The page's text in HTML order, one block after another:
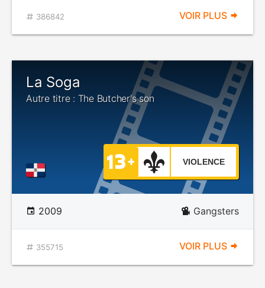
386842 VOIR PLUS
La Soga
Autre titre : The Butcher's son
VIOLENCE
2009 Gangsters
355715 VOIR PLUS